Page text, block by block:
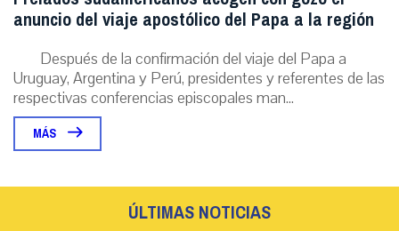
anuncio del viaje apostólico del Papa a la región
Después de la confirmación del viaje del Papa a
Uruguay, Argentina y Perú, presidentes y referentes de las
respectivas conferencias episcopales man...
MÁS
ÚLTIMAS NOTICIAS